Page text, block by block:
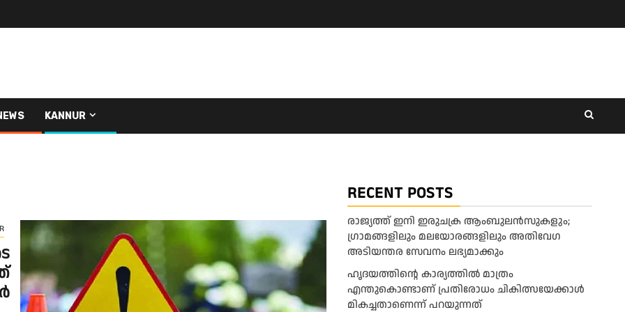
KANNUR
RECENT POSTS
രാജ്യത്ത് ഇനി ഇരുചക്ര ആംബുലന്‍സുകളും;
ഗ്രാമങ്ങളിലും മലയോരങ്ങളിലും അതിവേഗ
അടിയന്തര സേവനം ലഭ്യമാക്കും
ഹൃദയത്തിന്റെ കാര്യത്തിൽ മാത്രം
എന്തുകൊണ്ടാണ് പ്രതിരോധം ചികിത്സയേക്കാൾ
മികച്ചതാണെന്ന് പറയുന്നത്